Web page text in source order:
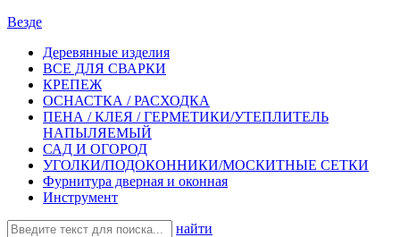
Везде
Деревянные изделия
ВСЕ ДЛЯ СВАРКИ
КРЕПЕЖ
ОСНАСТКА / РАСХОДКА
ПЕНА / КЛЕЯ / ГЕРМЕТИКИ/УТЕПЛИТЕЛЬ
НАПЫЛЯЕМЫЙ
САД И ОГОРОД
УГОЛКИ/ПОДОКОННИКИ/МОСКИТНЫЕ СЕТКИ
Фурнитура дверная и оконная
Инструмент
найти